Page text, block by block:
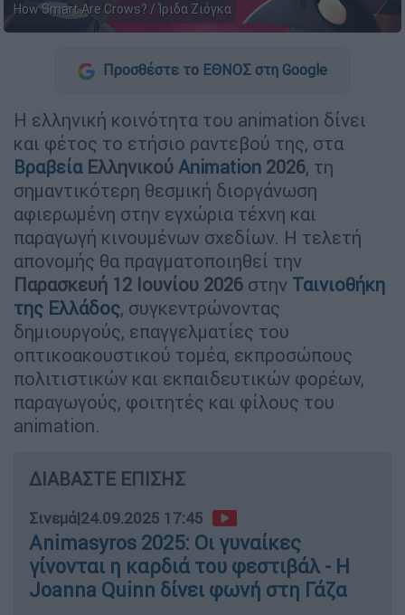
How Smart Are Crows? / Ίριδα Ζιόγκα
Προσθέστε το ΕΘΝΟΣ στη Google
Η ελληνική κοινότητα του animation δίνει
και φέτος το ετήσιο ραντεβού της, στα
ΒραβείαΕλληνικού Animation 2026, τη
σημαντικότερη θεσμική διοργάνωση
αφιερωμένη στην εγχώρια τέχνη και
παραγωγή κινουμένων σχεδίων. Η τελετή
απονομής θα πραγματοποιηθεί την
Παρασκευή 12 Ιουνίου 2026 στην Ταινιοθήκη
της Ελλάδος, συγκεντρώνοντας
δημιουργούς, επαγγελματίες του
οπτικοακουστικού τομέα, εκπροσώπους
πολιτιστικών και εκπαιδευτικών φορέων,
παραγωγούς, φοιτητές και φίλους του
animation.
ΔΙΑΒΑΣΤΕ ΕΠΙΣΗΣ
Σινεμά|24.09.2025 17:45
Animasyros 2025: Οι γυναίκες
γίνονται η καρδιά του φεστιβάλ - Η
Joanna Quinn δίνει φωνή στη Γάζα